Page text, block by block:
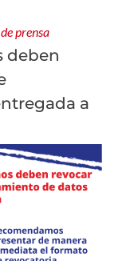
prensa
deben
a